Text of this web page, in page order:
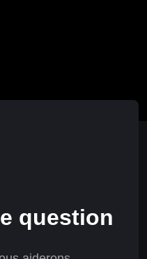
question